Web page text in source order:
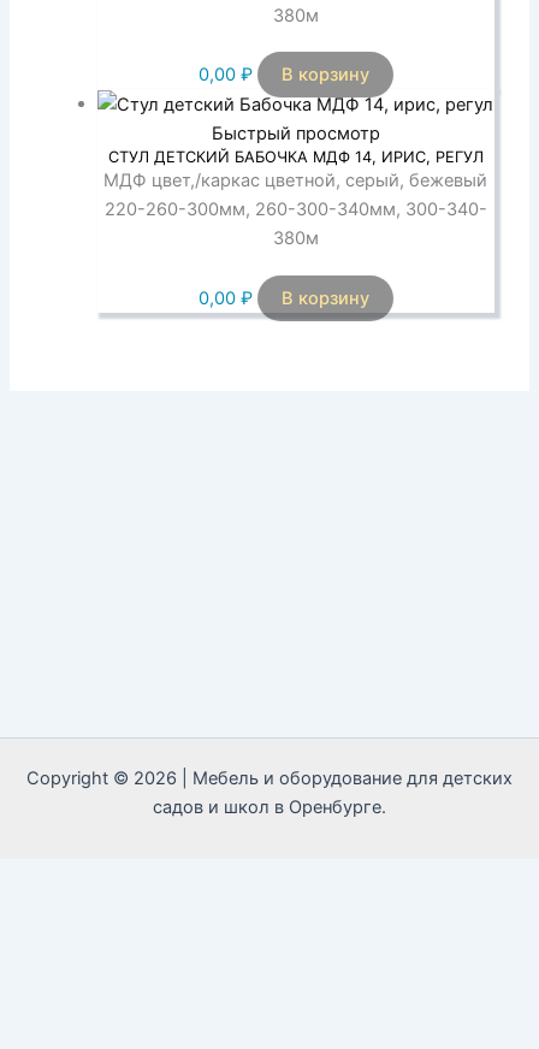
380м
0,00 ₽ В корзину
Быстрый просмотр
СТУЛ ДЕТСКИЙ БАБОЧКА МДФ 14, ИРИС, РЕГУЛ
МДФ цвет,/каркас цветной, серый, бежевый
220-260-300мм, 260-300-340мм, 300-340-
380м
0,00 ₽ В корзину
Copyright © 2026 | Мебель и оборудование для детских
садов и школ в Оренбурге.